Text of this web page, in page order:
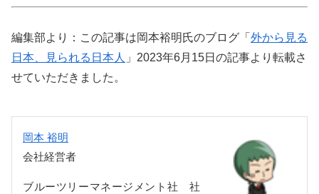
編集部より：この記事は岡本裕明氏のブログ「 外から見る
日本、見られる日本人 」2023年6月15日の記事より転載さ
せていただきました。
岡本 裕明
会社経営者
ブルーツリーマネージメント社 社